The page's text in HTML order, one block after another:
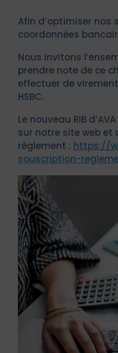
Afin d’optimiser nos
coordonnées
Nous invitons
prendre note de ce
effectuer de
HSBC.
Le nouveau RIB
sur notre site web
règlement : https://
souscription-